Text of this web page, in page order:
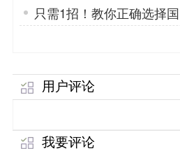
只需1招！教你正确选择
游用车「专菱」
用户评论
我要评论